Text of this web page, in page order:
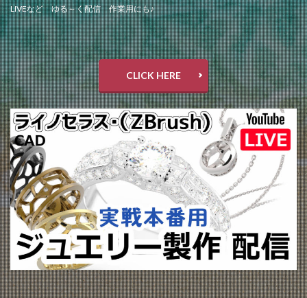
LIVEなど ゆる～く配信 作業用にも♪
CLICK HERE